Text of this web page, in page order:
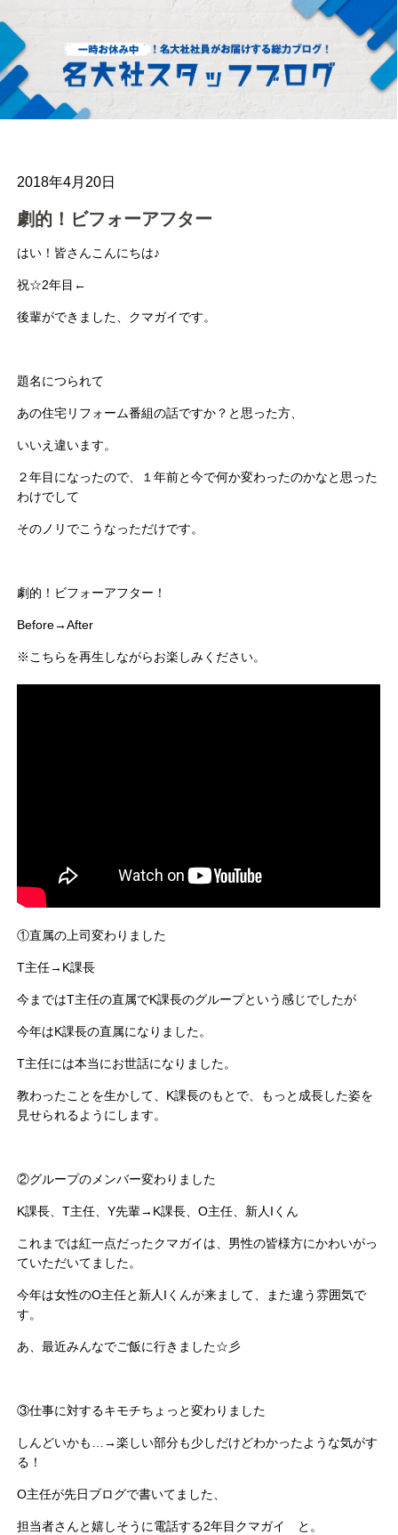
2018年4月20日
劇的！ビフォーアフター
はい！皆さんこんにちは♪
祝☆2年目←
後輩ができました、クマガイです。
題名につられて
あの住宅リフォーム番組の話ですか？と思った方、
いいえ違います。
２年目になったので、１年前と今で何か変わったのかなと思った
わけでして
そのノリでこうなっただけです。
劇的！ビフォーアフター！
Before→After
※こちらを再生しながらお楽しみください。
①直属の上司変わりました
T主任→K課長
今まではT主任の直属でK課長のグループという感じでしたが
今年はK課長の直属になりました。
T主任には本当にお世話になりました。
教わったことを生かして、K課長のもとで、もっと成長した姿を
見せられるようにします。
②グループのメンバー変わりました
K課長、T主任、Y先輩→K課長、O主任、新人Iくん
これまでは紅一点だったクマガイは、男性の皆様方にかわいがっ
ていただいてました。
今年は女性のO主任と新人Iくんが来まして、また違う雰囲気で
す。
あ、最近みんなでご飯に行きました☆彡
③仕事に対するキモチちょっと変わりました
しんどいかも…→楽しい部分も少しだけどわかったような気がす
る！
O主任が先日ブログで書いてました、
担当者さんと嬉しそうに電話する2年目クマガイ と。